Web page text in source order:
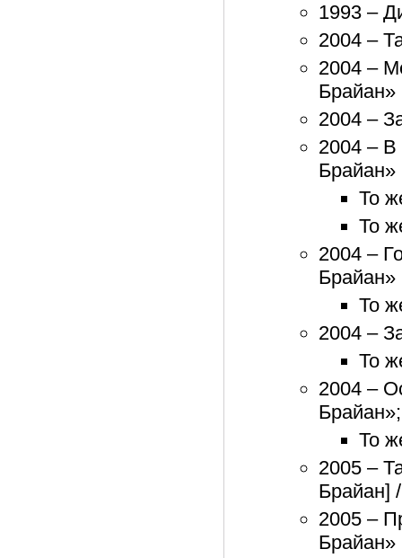
1993 –
2004 –
2004 –
Брайан»
2004 –
2004 – В
Брайан»
То
То
2004 –
Брайан»
То
2004 –
То
2004 –
То
2005 –
Брайан]
2005 –
Брайан»